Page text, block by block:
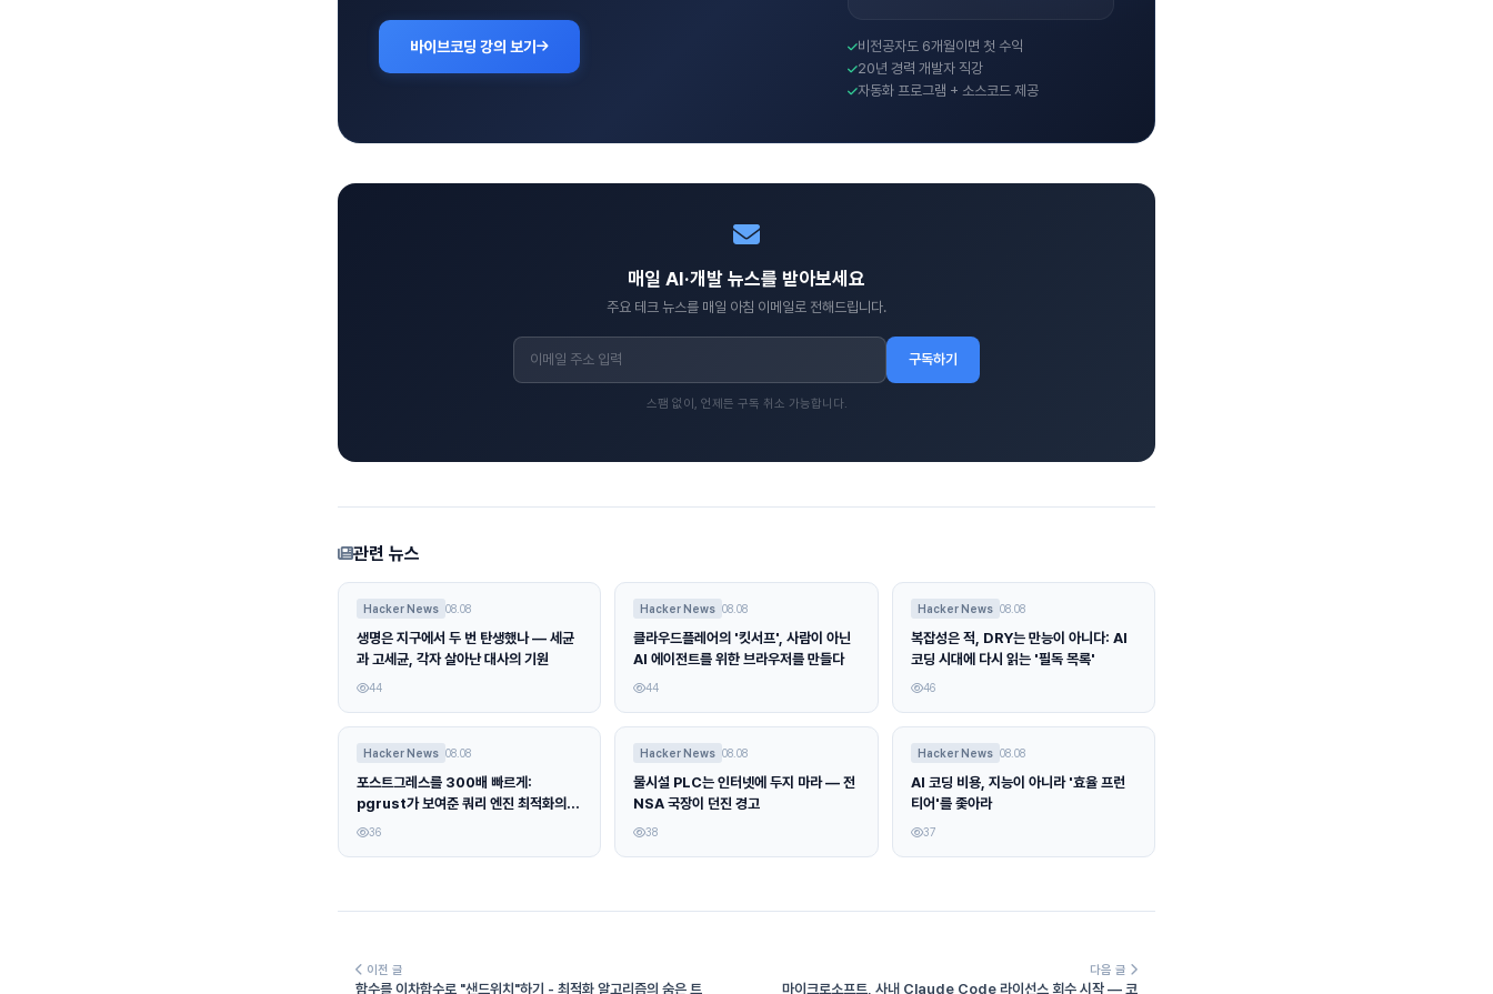
바이브코딩 강의 보기
비전공자도 6개월이면 첫 수익
20년 경력 개발자 직강
자동화 프로그램 + 소스코드 제공
매일 AI·개발 뉴스를 받아보세요
주요 테크 뉴스를 매일 아침 이메일로 전해드립니다.
구독하기
스팸 없이, 언제든 구독 취소 가능합니다.
관련 뉴스
Hacker News 08.08
생명은 지구에서 두 번 탄생했나 — 세균
과 고세균, 각자 살아난 대사의 기원
44
Hacker News 08.08
클라우드플레어의 '킷서프', 사람이 아닌
AI 에이전트를 위한 브라우저를 만들다
44
Hacker News 08.08
복잡성은 적, DRY는 만능이 아니다: AI
코딩 시대에 다시 읽는 '필독 목록'
46
Hacker News 08.08
포스트그레스를 300배 빠르게:
pgrust가 보여준 쿼리 엔진 최적화의 정
석 36
Hacker News 08.08
물시설 PLC는 인터넷에 두지 마라 — 전
NSA 국장이 던진 경고
38
Hacker News 08.08
AI 코딩 비용, 지능이 아니라 '효율 프런
티어'를 좇아라
37
이전 글
함수를 이차함수로 "샌드위치"하기 - 최적화 알고리즘의 숨은 트
다음 글
마이크로소프트, 사내 Claude Code 라이선스 회수 시작 — 코